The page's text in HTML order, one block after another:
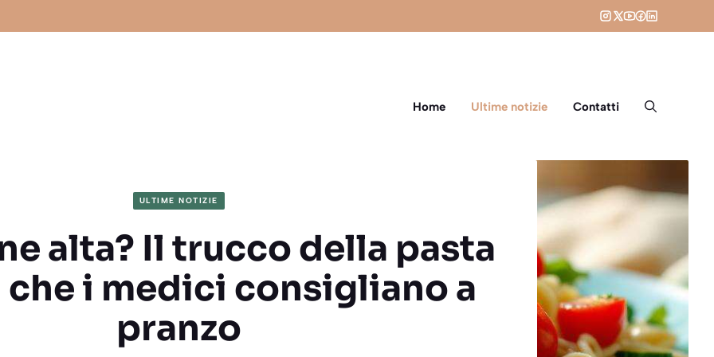
Home Ultime notizie Contatti
ULTIME NOTIZIE
alta? Il trucco della pasta
i medici consigliano a
pranzo